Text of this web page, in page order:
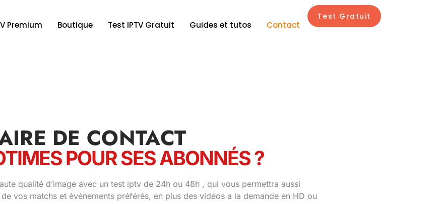
Premium Boutique Test IPTV Gratuit Guides et tutos Contact
Test Gratuit
DE CONTACT
POUR SES ABONNÉS ?
qualité d’image avec un test iptv de 24h ou 48h , qui vous permettra aussi
vos matchs et événements préférés, en plus des vidéos a la demande en HD ou